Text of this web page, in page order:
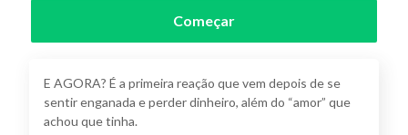
Começar
E AGORA? É a primeira reação que vem depois de se
sentir enganada e perder dinheiro, além do “amor” que
achou que tinha.